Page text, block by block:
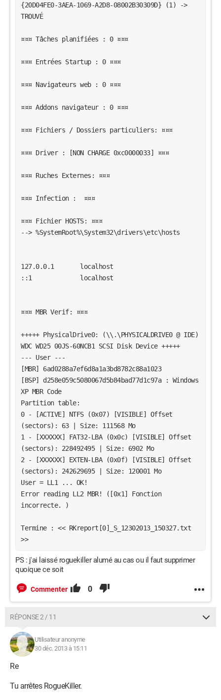
{20D04FE0-3AEA-1069-A2D8-08002B30309D} (1) ->
TROUVÉ
¤¤¤ Tâches planifiées : 0 ¤¤¤
¤¤¤ Entrées Startup : 0 ¤¤¤
¤¤¤ Navigateurs web : 0 ¤¤¤
¤¤¤ Addons navigateur : 0 ¤¤¤
¤¤¤ Fichiers / Dossiers particuliers: ¤¤¤
¤¤¤ Driver : [NON CHARGE 0xc0000033] ¤¤¤
¤¤¤ Ruches Externes: ¤¤¤
¤¤¤ Infection :  ¤¤¤
¤¤¤ Fichier HOSTS: ¤¤¤
--> %SystemRoot%\System32\drivers\etc\hosts
127.0.0.1       localhost
::1             localhost
¤¤¤ MBR Verif: ¤¤¤
+++++ PhysicalDrive0: (\\.\PHYSICALDRIVE0 @ IDE)
WDC WD25 00JS-60NCB1 SCSI Disk Device +++++
--- User ---
[MBR] 6ad0288a7ef6d8a1a3bd8782c88a1023
[BSP] d258e059c5080067d5b84bad77d1c97a : Windows
XP MBR Code
Partition table:
0 - [ACTIVE] NTFS (0x07) [VISIBLE] Offset
(sectors): 63 | Size: 111568 Mo
1 - [XXXXXX] FAT32-LBA (0x0c) [VISIBLE] Offset
(sectors): 228492495 | Size: 6902 Mo
2 - [XXXXXX] EXTEN-LBA (0x0f) [VISIBLE] Offset
(sectors): 242629695 | Size: 120001 Mo
User = LL1 ... OK!
Error reading LL2 MBR! ([0x1] Fonction
incorrecte. )
Termine : << RKreport[0]_S_12302013_150327.txt
>>
PS : j'ai laissé roguekiller alumé au cas ou il faut supprimer
quoique ce soit
Commenter 0
RÉPONSE 2 / 11
Utilisateur anonyme
30 déc. 2013 à 15:11
Re
Tu arrêtes RogueKiller.